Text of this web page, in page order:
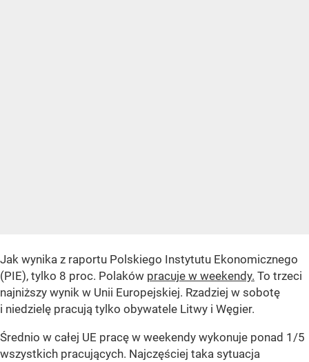
Jak wynika z raportu Polskiego Instytutu Ekonomicznego
(PIE), tylko 8 proc. Polaków pracuje w weekendy. To trzeci
najniższy wynik w Unii Europejskiej. Rzadziej w sobotę
i niedzielę pracują tylko obywatele Litwy i Węgier.
Średnio w całej UE pracę w weekendy wykonuje ponad 1/5
wszystkich pracujących. Najczęściej taka sytuacja